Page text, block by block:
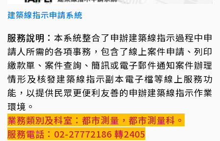
建築線指示申請系統
服務說明： 本系統整合了申辦建築線指示過程中申
請人所需的各項事務，包含了線上案件申請、列印
繳款單、案件查詢、簡訊或電子郵件通知案件辦理
情形及核發建築線指示副本電子檔等線上服務功
能，以提供民眾更便利友善的申辦建築線指示作業
環境。
業務類別及科室：都市測量，都市測量科。
服務電話：02-27772186 轉2405